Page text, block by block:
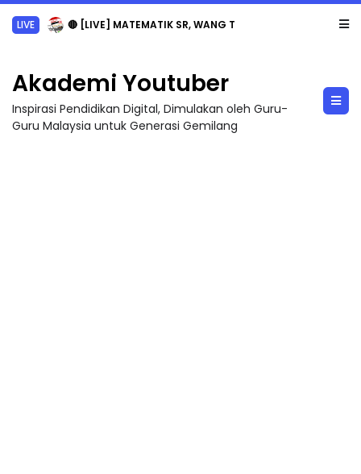
LIVE 🔴 [LIVE] MATEMATIK SR, WANG TAHUN 6 OLEH CIKGU ANITA #ALLINONE #141 #...
Akademi Youtuber
Inspirasi Pendidikan Digital, Dimulakan oleh Guru-
Guru Malaysia untuk Generasi Gemilang